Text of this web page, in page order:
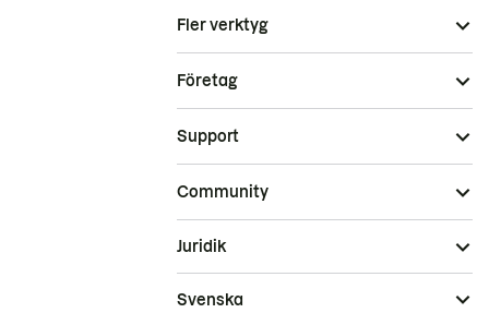
Fler verktyg
Företag
Support
Community
Juridik
Svenska